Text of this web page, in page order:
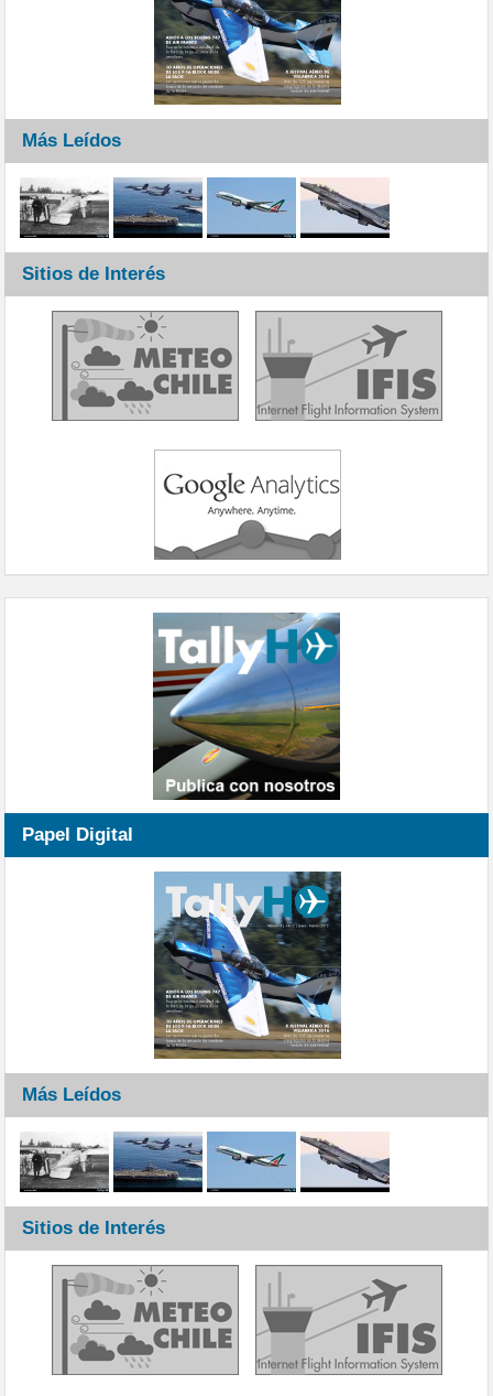
Más Leídos
Sitios de Interés
Papel Digital
Más Leídos
Sitios de Interés